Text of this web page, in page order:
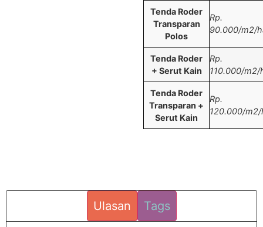
Tenda Roder
Transparan
Polos
Rp.
90.000/m2/
Tenda Roder
+ Serut Kain
Rp.
110.000/m2/
Tenda Roder
Transparan +
Serut Kain
Rp.
120.000/m2/
Ulasan Tags